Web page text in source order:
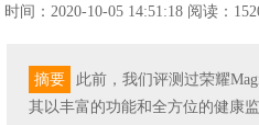
时间：2020-10-05 14:51:18 阅读：
摘要
此前，我们评测过荣耀
其以丰富的功能和全方位的健康